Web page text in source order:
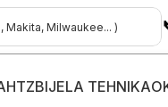
HTZBIJELA TEHNIKA
kosilice-kosačice